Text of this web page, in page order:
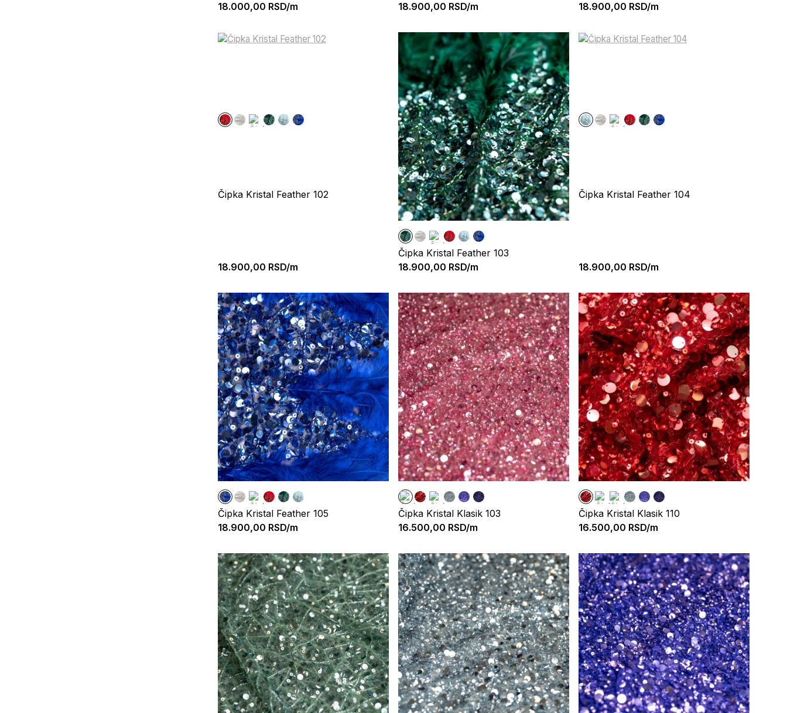
18.000,00 RSD/m 18.900,00 RSD/m
18.900,00 RSD/m
Čipka Kristal Feather 102
18.900,00 RSD/m
Čipka Kristal Feather 103
18.900,00 RSD/m
Čipka Kristal Feather 104
18.900,00 RSD/m
Čipka Kristal Feather 105
18.900,00 RSD/m
Čipka Kristal Klasik 103
16.500,00 RSD/m
Čipka Kristal Klasik 110
16.500,00 RSD/m